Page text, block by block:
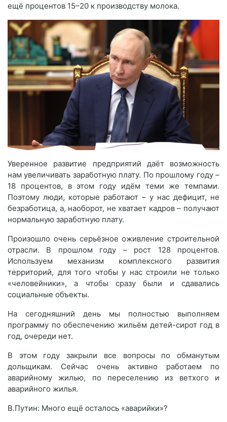
ещё процентов 15–20 к производству молока.
Уверенное развитие предприятий даёт возможность
нам увеличивать заработную плату. По прошлому году –
18 процентов, в этом году идём теми же темпами.
Поэтому люди, которые работают – у нас дефицит, не
безработица, а, наоборот, не хватает кадров – получают
нормальную заработную плату.
Произошло очень серьёзное оживление строительной
отрасли. В прошлом году – рост 128 процентов.
Используем механизм комплексного развития
территорий, для того чтобы у нас строили не только
«человейники», а чтобы сразу были и сдавались
социальные объекты.
На сегодняшний день мы полностью выполняем
программу по обеспечению жильём детей-сирот год в
год, очереди нет.
В этом году закрыли все вопросы по обманутым
дольщикам. Сейчас очень активно работаем по
аварийному жилью, по переселению из ветхого и
аварийного жилья.
В.Путин: Много ещё осталось «аварийки»?